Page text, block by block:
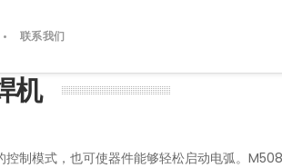
联系我们
机
制模式，也可使器件能够轻松启动电弧。